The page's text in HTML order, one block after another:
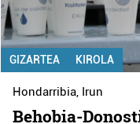
GIZARTEA KIROLA
Hondarribia, Irun
Behobia-